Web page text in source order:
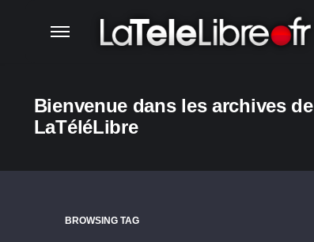
Bienvenue dans les archives de
LaTéléLibre
BROWSING TAG